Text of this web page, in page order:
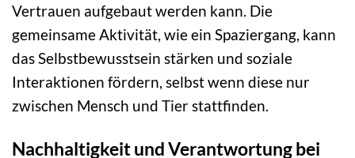
Vertrauen aufgebaut werden kann. Die
gemeinsame Aktivität, wie ein Spaziergang, kann
das Selbstbewusstsein stärken und soziale
Interaktionen fördern, selbst wenn diese nur
zwischen Mensch und Tier stattfinden.
Nachhaltigkeit und Verantwortung bei